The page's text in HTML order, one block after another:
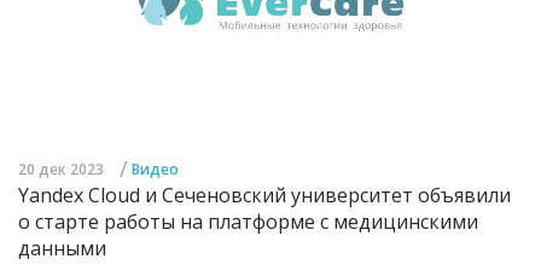
20 дек 2023 / Видео
Yandex Cloud и Сеченовский университет объявили
о старте работы на платформе с медицинскими
данными